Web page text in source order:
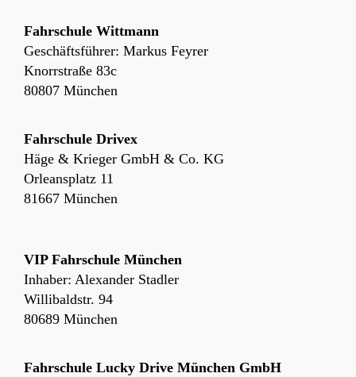
Fahrschule Wittmann
Geschäftsführer: Markus Feyrer
Knorrstraße 83c
80807 München
Fahrschule Drivex
Häge & Krieger GmbH & Co. KG
Orleansplatz 11
81667 München
VIP Fahrschule München
Inhaber: Alexander Stadler
Willibaldstr. 94
80689 München
Fahrschule Lucky Drive München GmbH